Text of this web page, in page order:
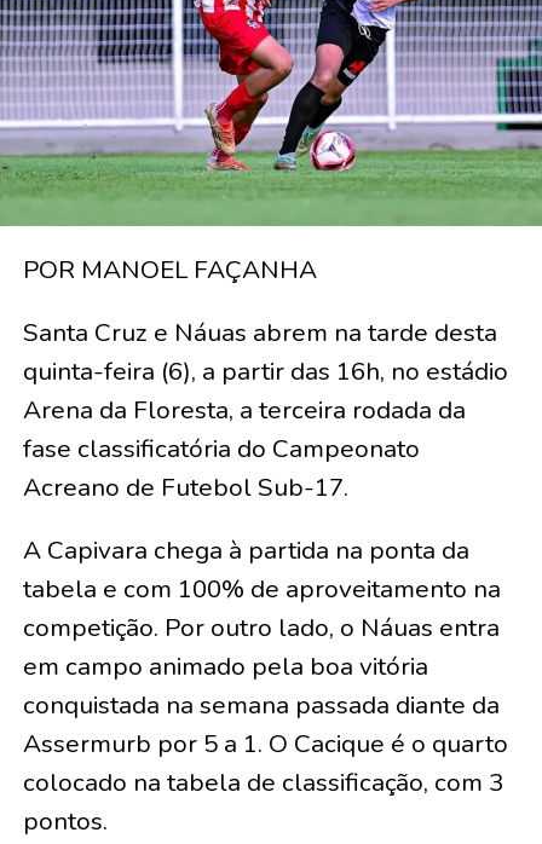
POR MANOEL FAÇANHA
Santa Cruz e Náuas abrem na tarde desta
quinta-feira (6), a partir das 16h, no estádio
Arena da Floresta, a terceira rodada da
fase classificatória do Campeonato
Acreano de Futebol Sub-17.
A Capivara chega à partida na ponta da
tabela e com 100% de aproveitamento na
competição. Por outro lado, o Náuas entra
em campo animado pela boa vitória
conquistada na semana passada diante da
Assermurb por 5 a 1. O Cacique é o quarto
colocado na tabela de classificação, com 3
pontos.